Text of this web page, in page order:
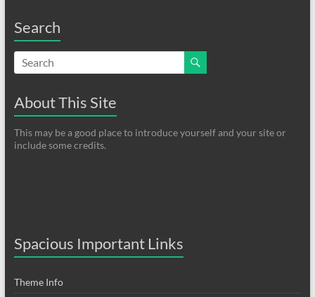
Search
About This Site
This may be a good place to introduce yourself and your site or
include some credits.
Spacious Important Links
Theme Info